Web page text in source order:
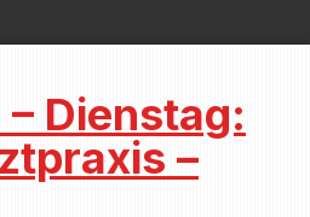
Dienstag:
–